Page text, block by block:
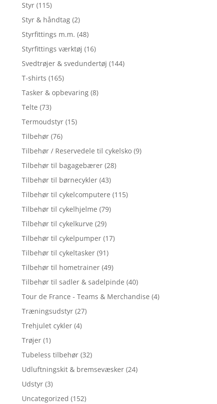
Styr (115)
Styr & håndtag (2)
Styrfittings m.m. (48)
Styrfittings værktøj (16)
Svedtrøjer & svedundertøj (144)
T-shirts (165)
Tasker & opbevaring (8)
Telte (73)
Termoudstyr (15)
Tilbehør (76)
Tilbehør / Reservedele til cykelsko (9)
Tilbehør til bagagebærer (28)
Tilbehør til børnecykler (43)
Tilbehør til cykelcomputere (115)
Tilbehør til cykelhjelme (79)
Tilbehør til cykelkurve (29)
Tilbehør til cykelpumper (17)
Tilbehør til cykeltasker (91)
Tilbehør til hometrainer (49)
Tilbehør til sadler & sadelpinde (40)
Tour de France - Teams & Merchandise (4)
Træningsudstyr (27)
Trehjulet cykler (4)
Trøjer (1)
Tubeless tilbehør (32)
Udluftningskit & bremsevæsker (24)
Udstyr (3)
Uncategorized (152)